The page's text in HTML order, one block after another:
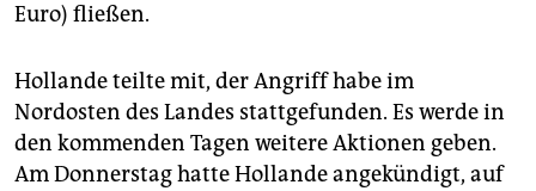
Euro) fließen.
Hollande teilte mit, der Angriff habe im
Nordosten des Landes stattgefunden. Es werde in
den kommenden Tagen weitere Aktionen geben.
Am Donnerstag hatte Hollande angekündigt, auf